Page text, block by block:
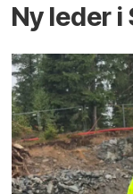
Ny leder i